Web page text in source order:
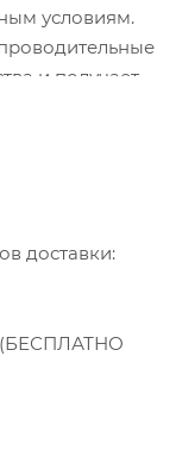
условиям.
и получает
доставки:
(БЕСПЛАТНО